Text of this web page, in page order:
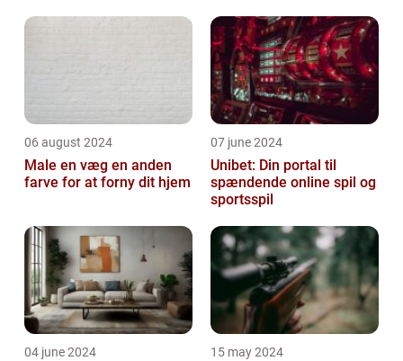
06 august 2024
Male en væg en anden
farve for at forny dit hjem
07 june 2024
Unibet: Din portal til
spændende online spil og
sportsspil
04 june 2024 15 may 2024